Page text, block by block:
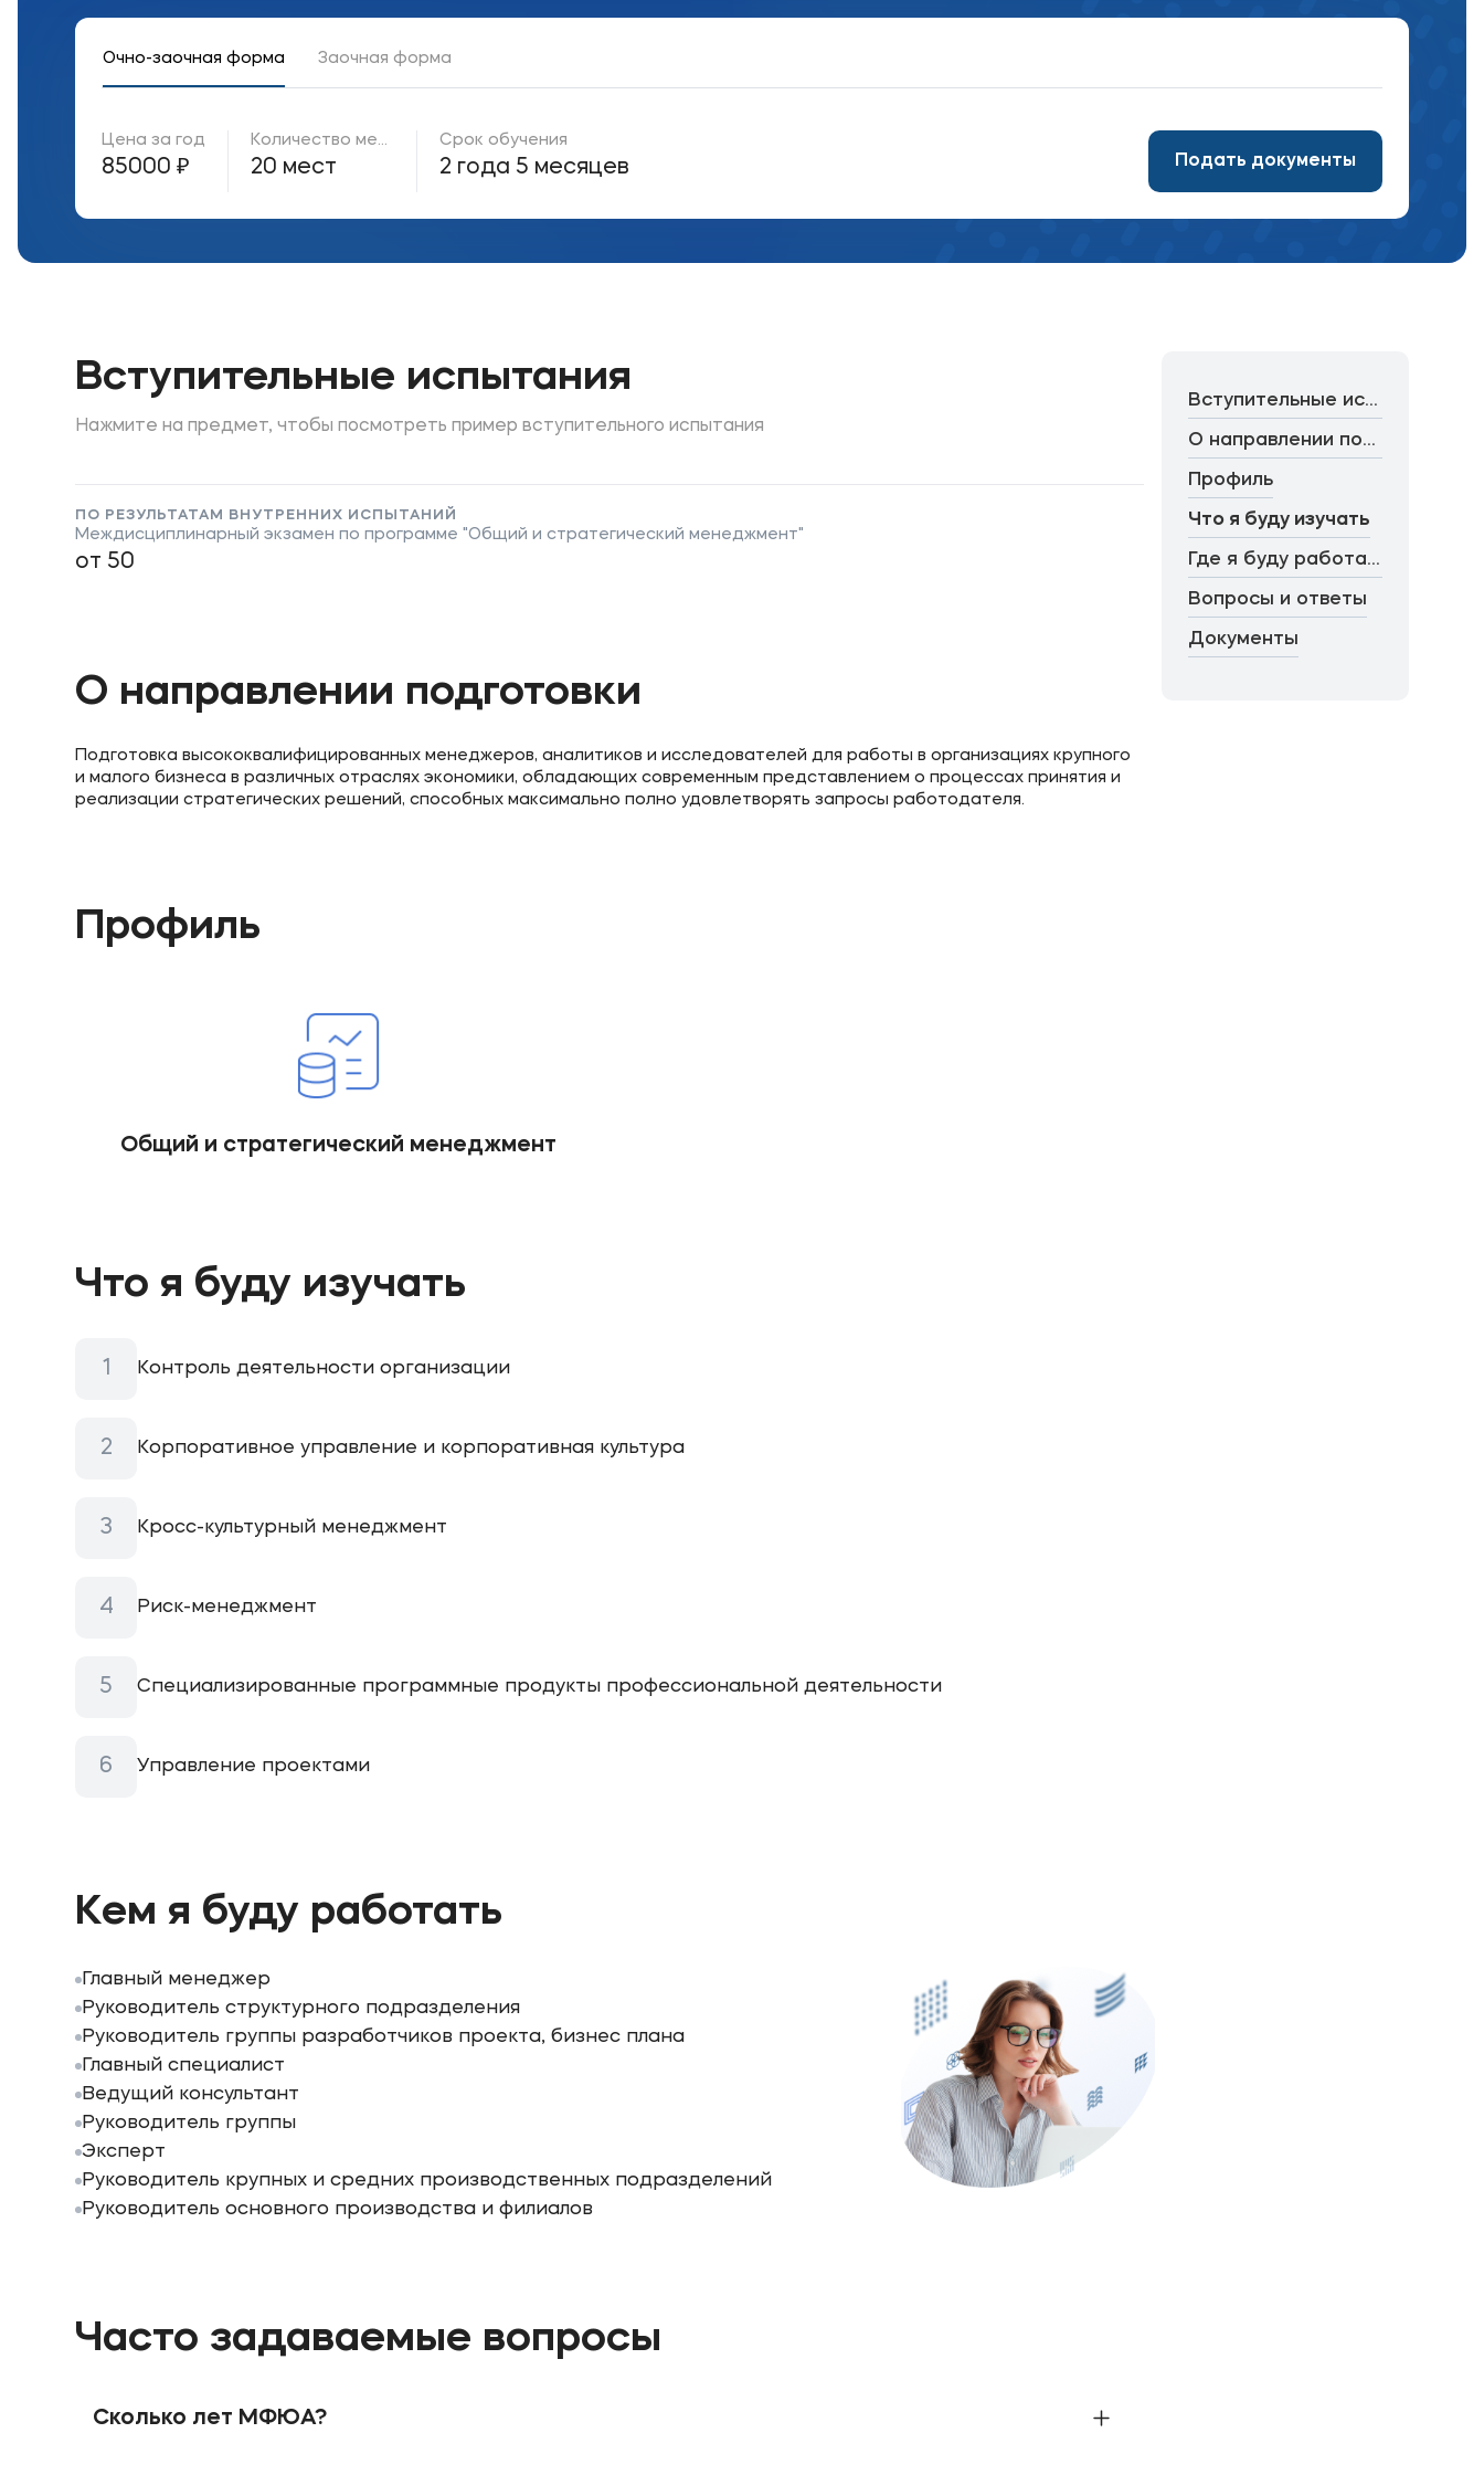
+7 (8442) 49-71-33 Об образовательной организации
Банковские реквизиты
Очно-заочная форма Заочная форма
Цена за год
85000 ₽
Количество мест
20 мест
Срок обучения
2 года 5 месяцев Подать документы
Вступительные испытания
Нажмите на предмет, чтобы посмотреть пример вступительного испытания
ПО РЕЗУЛЬТАТАМ ВНУТРЕННИХ ИСПЫТАНИЙ
Междисциплинарный экзамен по программе "Общий и стратегический менеджмент"
от 50
О направлении подготовки
Подготовка высококвалифицированных менеджеров, аналитиков и исследователей для работы в организациях крупного
и малого бизнеса в различных отраслях экономики, обладающих современным представлением о процессах принятия и
реализации стратегических решений, способных максимально полно удовлетворять запросы работодателя.
Профиль
Общий и стратегический менеджмент
Что я буду изучать
Контроль деятельности организации
Корпоративное управление и корпоративная культура
Кросс-культурный менеджмент
Риск-менеджмент
Специализированные программные продукты профессиональной деятельности
Управление проектами
Кем я буду работать
Главный менеджер
Руководитель структурного подразделения
Руководитель группы разработчиков проекта, бизнес плана
Главный специалист
Ведущий консультант
Руководитель группы
Эксперт
Руководитель крупных и средних производственных подразделений
Руководитель основного производства и филиалов
Часто задаваемые вопросы
Сколько лет МФЮА?
Вступительные испытания
О направлении подготовки
Профиль
Что я буду изучать
Где я буду работать
Вопросы и ответы
Документы